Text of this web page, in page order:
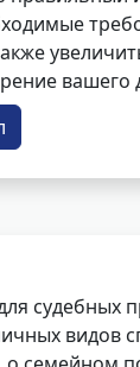
вашего
судебных
видов